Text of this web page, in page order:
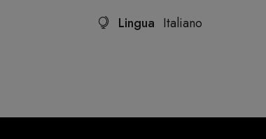
Lingua Italiano